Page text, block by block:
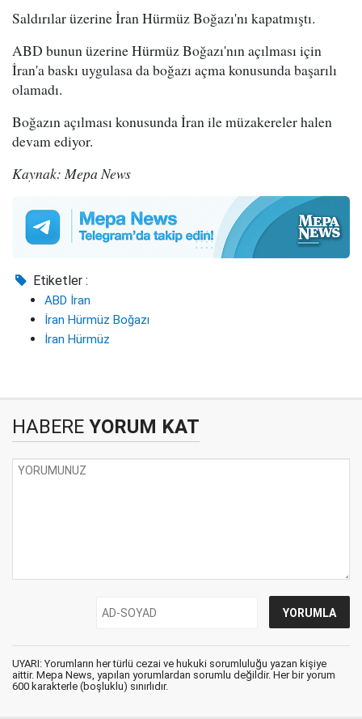
Saldırılar üzerine İran Hürmüz Boğazı'nı kapatmıştı.
ABD bunun üzerine Hürmüz Boğazı'nın açılması için
İran'a baskı uygulasa da boğazı açma konusunda başarılı
olamadı.
Boğazın açılması konusunda İran ile müzakereler halen
devam ediyor.
Kaynak: Mepa News
Etiketler :
ABD İran
İran Hürmüz Boğazı
İran Hürmüz
HABERE YORUM KAT
UYARI: Yorumların her türlü cezai ve hukuki sorumluluğu yazan kişiye
aittir. Mepa News, yapılan yorumlardan sorumlu değildir. Her bir yorum
600 karakterle (boşluklu) sınırlıdır.